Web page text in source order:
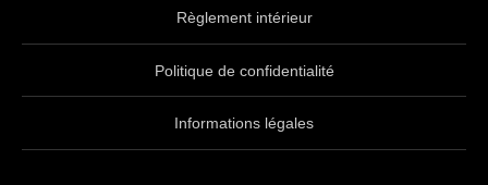
Règlement intérieur
Politique de confidentialité
Informations légales